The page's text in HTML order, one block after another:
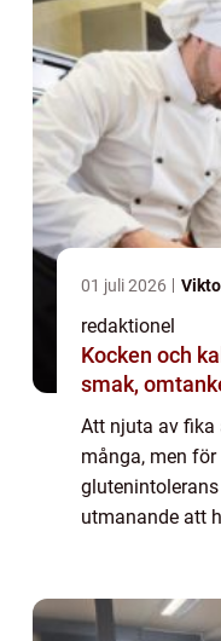
01 juli 2026
redaktionel
Kocken och
smak,
Att njuta av fika
många, men för
utmanande att
glutenfria a...